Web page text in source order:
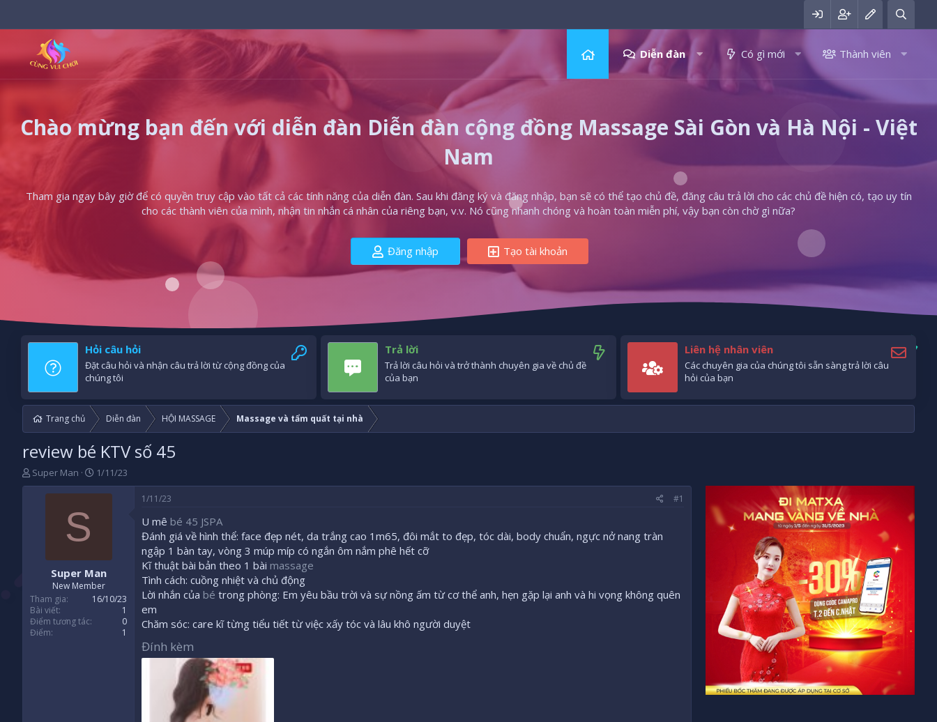
Diễn đàn Có gì mới Thành viên
Chào mừng bạn đến với diễn đàn Diễn đàn cộng đồng Massage Sài Gòn và Hà Nội - Việt
Nam
Tham gia ngay bây giờ để có quyền truy cập vào tất cả các tính năng của diễn đàn. Sau khi đăng ký và đăng nhập, bạn sẽ có thể tạo chủ đề, đăng câu trả lời cho các chủ đề hiện có, tạo uy tín
cho các thành viên của mình, nhận tin nhắn cá nhân của riêng bạn, v.v. Nó cũng nhanh chóng và hoàn toàn miễn phí, vậy bạn còn chờ gì nữa?
Đăng nhập Tạo tài khoản
Hỏi câu hỏi
Đặt câu hỏi và nhận câu trả lời từ cộng đồng của
chúng tôi
Trả lời
Trả lời câu hỏi và trở thành chuyên gia về chủ đề
của bạn
Liên hệ nhân viên
Các chuyên gia của chúng tôi sẵn sàng trả lời câu
hỏi của bạn
Trang chủ Diễn đàn HỘI MASSAGE Massage và tẩm quất tại nhà
review bé KTV số 45
B
ắ
Super Man
N
g
à
đ
ầ
u
1/11/23
S
Super Man
New Member
Tham gia
16/10/23
Bài viết
1
Điểm tương tác
0
Điểm
1
1/11/23 #1
U mê bé 45 JSPA
Đánh giá về hình thể: face đẹp nét, da trắng cao 1m65, đôi mắt to đẹp, tóc dài, body chuẩn, ngực nở nang tràn
ngập 1 bàn tay, vòng 3 múp míp có ngắn ôm nắm phê hết cỡ
Kĩ thuật bài bản theo 1 bài massage
Tình cách: cuồng nhiệt và chủ động
Lời nhắn của bé trong phòng: Em yêu bầu trời và sự nồng ấm từ cơ thể anh, hẹn gặp lại anh và hi vọng không quên
em
Chăm sóc: care kĩ từng tiểu tiết từ việc xấy tóc và lâu khô người duyệt
Đính kèm